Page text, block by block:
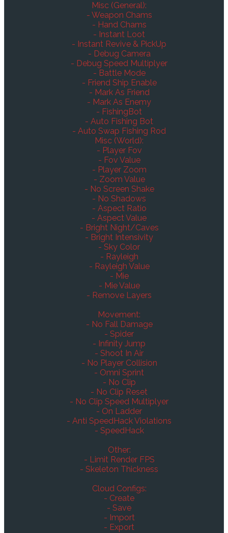
Misc (General):
- Weapon Chams
- Hand Chams
- Instant Loot
- Instant Revive & PickUp
- Debug Camera
- Debug Speed Multiplyer
- Battle Mode
- Friend Ship Enable
- Mark As Friend
- Mark As Enemy
- FishingBot
- Auto Fishing Bot
- Auto Swap Fishing Rod
Misc (World):
- Player Fov
- Fov Value
- Player Zoom
- Zoom Value
- No Screen Shake
- No Shadows
- Aspect Ratio
- Aspect Value
- Bright Night/Caves
- Bright Intensivity
- Sky Color
- Rayleigh
- Rayleigh Value
- Mie
- Mie Value
- Remove Layers
Movement:
- No Fall Damage
- Spider
- Infinity Jump
- Shoot In Air
- No Player Collision
- Omni Sprint
- No Clip
- No Clip Reset
- No Clip Speed Multiplyer
- On Ladder
- Anti SpeedHack Violations
- SpeedHack
Other:
- Limit Render FPS
- Skeleton Thickness
Cloud Configs:
- Create
- Save
- Import
- Export